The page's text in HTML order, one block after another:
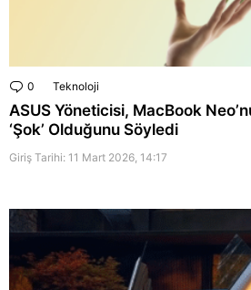
0 Comments
Teknoloji
ASUS Yöneticisi, MacBook
‘Şok’ Olduğunu Söyledi
Giriş Tarihi: 11 Mart 2026, 14:17